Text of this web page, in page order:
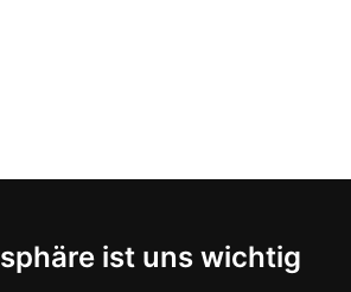
ist uns wichtig